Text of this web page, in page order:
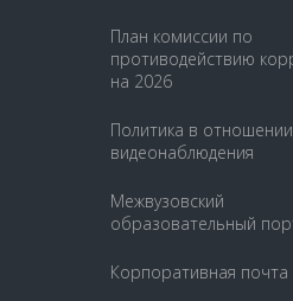
План комиссии по
противодействию
на 2026
Политика в отношении
видеонаблюдения
Межвузовский
образовательный
Корпоративная почта